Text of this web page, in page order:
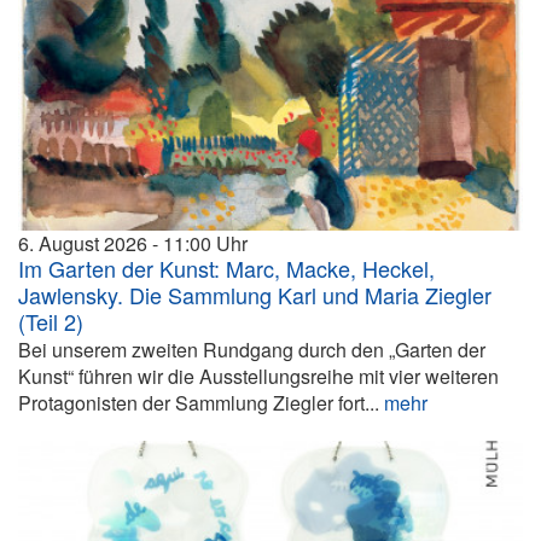
6. August 2026 11:00
Im Garten der Kunst: Marc, Macke, Heckel,
Jawlensky. Die Sammlung Karl und Maria Ziegler
(Teil 2)
Bei unserem zweiten Rundgang durch den „Garten der
Kunst“ führen wir die Ausstellungsreihe mit vier weiteren
Protagonisten der Sammlung Ziegler fort... mehr